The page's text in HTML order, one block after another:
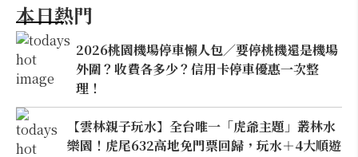
本日熱門
2026桃園機場停車懶人包／要停桃機還是機場
外圍？收費各多少？信用卡停車優惠一次整
理！
【雲林親子玩水】全台唯一「虎爺主題」叢林水
樂園！虎尾632高地免門票回歸，玩水＋4大順遊